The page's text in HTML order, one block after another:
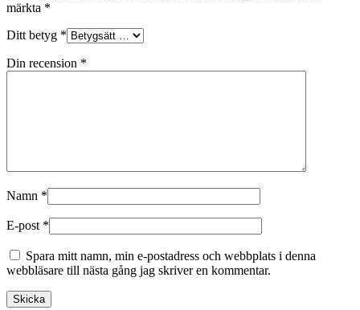
märkta *
Ditt betyg *
Din recension *
Namn *
E-post *
Spara mitt namn, min e-postadress och webbplats i denna
webbläsare till nästa gång jag skriver en kommentar.